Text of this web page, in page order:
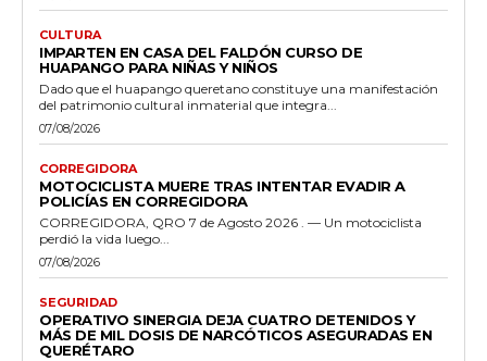
CULTURA
IMPARTEN EN CASA DEL FALDÓN CURSO DE
HUAPANGO PARA NIÑAS Y NIÑOS
Dado que el huapango queretano constituye una manifestación
del patrimonio cultural inmaterial que integra...
07/08/2026
CORREGIDORA
MOTOCICLISTA MUERE TRAS INTENTAR EVADIR A
POLICÍAS EN CORREGIDORA
CORREGIDORA, QRO 7 de Agosto 2026 . — Un motociclista
perdió la vida luego...
07/08/2026
SEGURIDAD
OPERATIVO SINERGIA DEJA CUATRO DETENIDOS Y
MÁS DE MIL DOSIS DE NARCÓTICOS ASEGURADAS EN
QUERÉTARO